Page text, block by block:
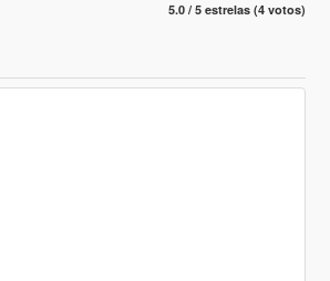
5.0 / 5 estrelas (4 votos)